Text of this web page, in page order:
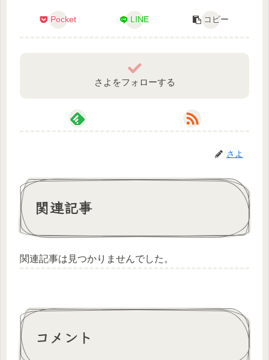
Pocket LINE コピー
さよをフォローする
さよ
関連記事
関連記事は見つかりませんでした。
コメント